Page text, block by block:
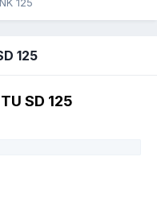
125
125
SD 125